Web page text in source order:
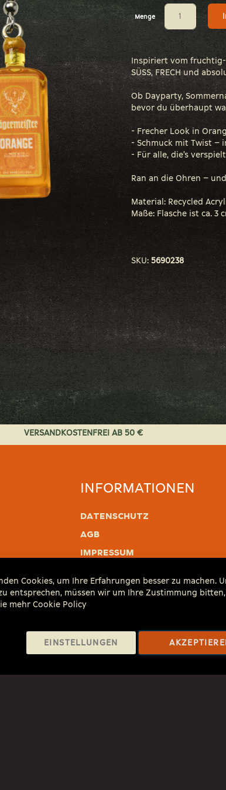
Menge
Inspiriert vom fruchtig-
SÜSS, FRECH und
Ob Dayparty,
bevor du überhaupt
- Frecher Look in
- Schmuck mit Twist –
- Für alle, die’s
Ran an die Ohren –
Material: Recycled
Maße: Flasche ist ca. 3
SKU: 5690238
VERSANDKOSTENFREI AB 50 €
INFORMATIONEN
Datenschutz
AGB
Impressum
verantwortungsvoll.at
zzgl. Versandkosten und ggf.
Cookies, um Ihre Erfahrungen besser zu machen.
entsprechen, müssen wir um Ihre Zustimmung
mehrCookie Policy
EINSTELLUNGEN